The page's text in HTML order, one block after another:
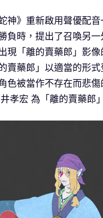
神》重新啟用聲優配
負時，提出了召喚另
現「離的賣藥郎」影
賣藥郎」以適當的形
色被當作不存在而悲
孝宏 為「離的賣藥郎